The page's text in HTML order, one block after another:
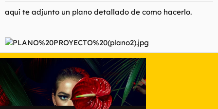
aquí te adjunto un plano detallado de como hacerlo.